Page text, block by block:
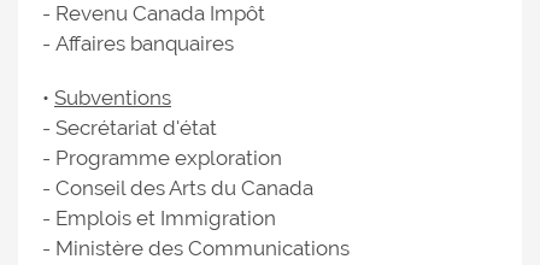
- Revenu Canada Impôt
- Affaires banquaires
• Subventions
- Secrétariat d'état
- Programme exploration
- Conseil des Arts du Canada
- Emplois et Immigration
- Ministère des Communications